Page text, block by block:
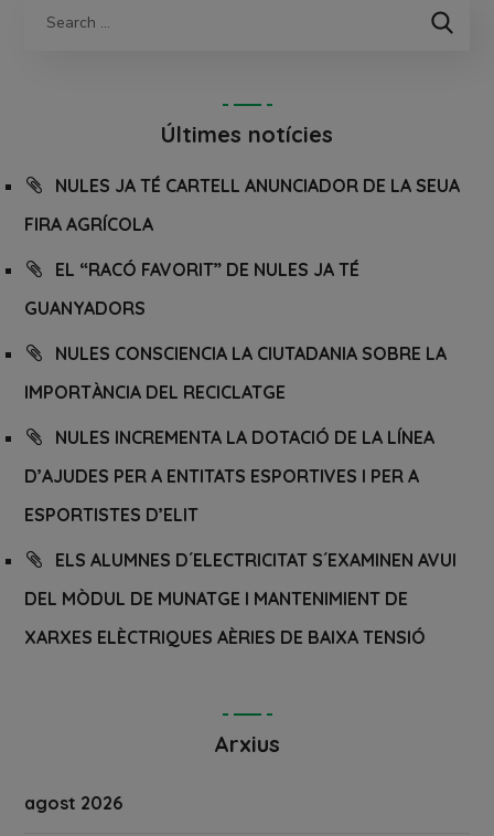
Últimes notícies
NULES JA TÉ CARTELL ANUNCIADOR DE LA SEUA
FIRA AGRÍCOLA
EL “RACÓ FAVORIT” DE NULES JA TÉ
GUANYADORS
NULES CONSCIENCIA LA CIUTADANIA SOBRE LA
IMPORTÀNCIA DEL RECICLATGE
NULES INCREMENTA LA DOTACIÓ DE LA LÍNEA
D’AJUDES PER A ENTITATS ESPORTIVES I PER A
ESPORTISTES D’ELIT
ELS ALUMNES D´ELECTRICITAT S´EXAMINEN AVUI
DEL MÒDUL DE MUNATGE I MANTENIMIENT DE
XARXES ELÈCTRIQUES AÈRIES DE BAIXA TENSIÓ
Arxius
agost 2026